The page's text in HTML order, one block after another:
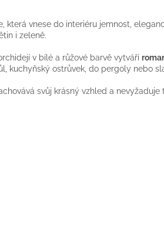
která vnese do interiéru jemnost,
i zeleně.
v bílé a růžové barvě vytváří
kuchyňský ostrůvek, do pergoly nebo
svůj krásný vzhled a